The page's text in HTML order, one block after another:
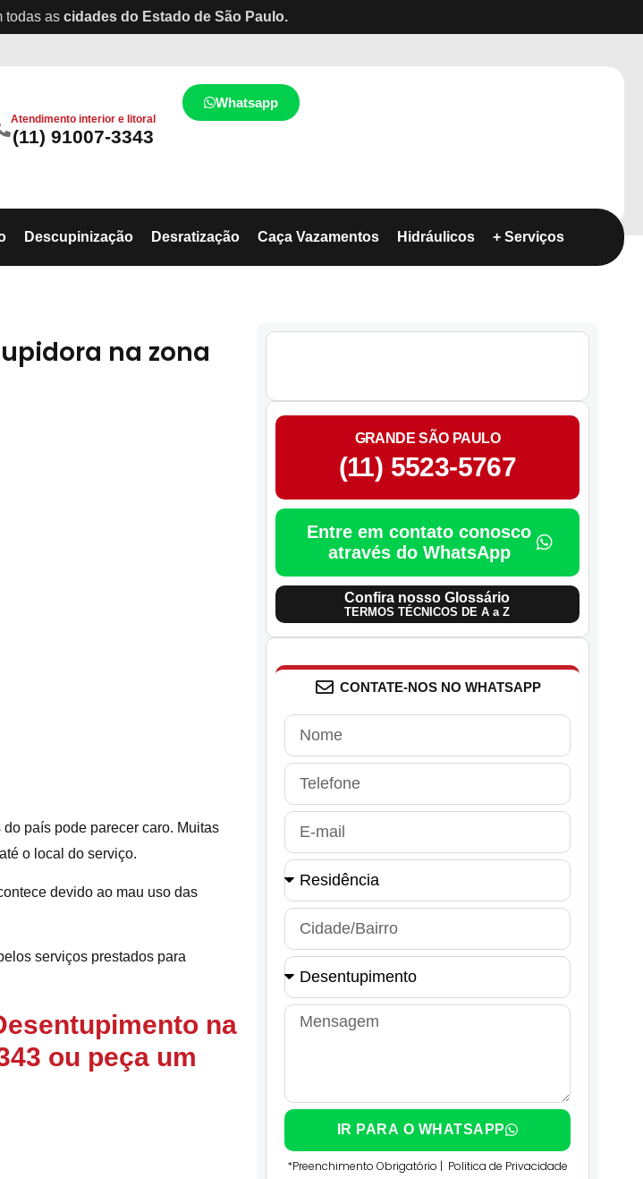
todas as cidades do Estado de São Paulo.
Atendimento interior e litoral
(11) 91007-3343
Whatsapp
Descupinização Desratização Caça Vazamentos Hidráulicos + Serviços
na zona
país pode parecer caro. Muitas
o local do serviço.
devido ao mau uso das
serviços prestados para
na
ou peça um
GRANDE SÃO PAULO
(11) 5523-5767
Entre em contato conosco
através do WhatsApp
Confira nosso Glossário
TERMOS TÉCNICOS DE A a Z
CONTATE-NOS NO WHATSAPP
IR PARA O WHATSAPP
*Preenchimento Obrigatório | Politica de Privacidade